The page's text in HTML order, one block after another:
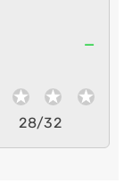
—
28/32